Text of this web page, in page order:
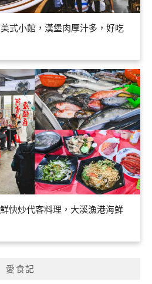
式小館，漢堡肉厚汁多，好吃
快炒代客料理，大溪漁港海鮮
愛食記